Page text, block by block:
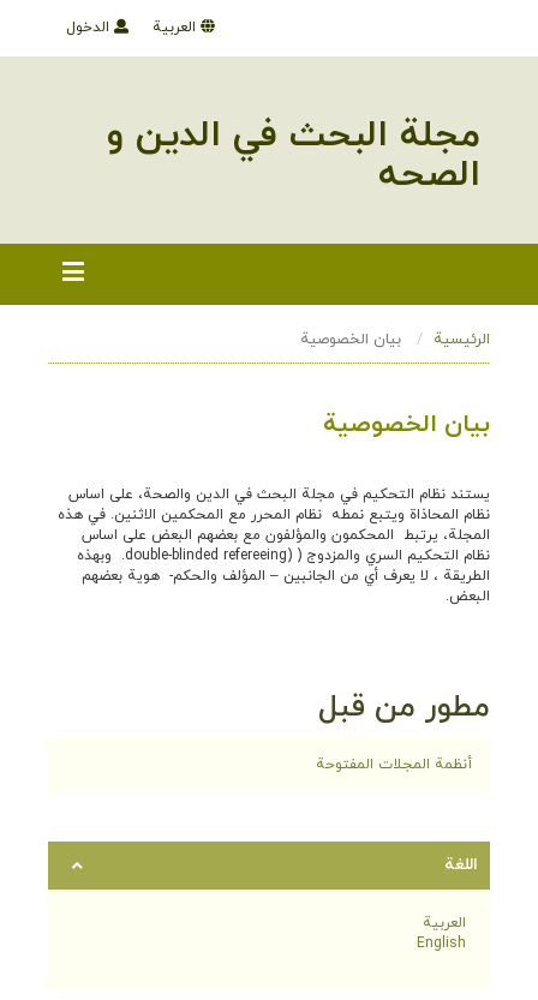
الدخول العربية
مجلة البحث في الدین و
الصحه
الرئيسية بيان الخصوصية
بيان الخصوصية
یستند نظام التحکیم في مجلة البحث في الدین والصحة، علی اساس
نظام المحاذاة ويتبع نمطه نظام المحرر مع المحکمین الاثنين. في هذه
المجلة، یرتبط المحکمون والمؤلفون مع بعضهم البعض علی اساس
نظام التحکیم السري والمزدوج ( (double-blinded refereeing. وبهذه
الطریقة ، لا یعرف أي من الجانبین – المؤلف والحکم- هویة بعضهم
البعض.
مطور من قبل
أنظمة المجلات المفتوحة
اللغة
العربية
English